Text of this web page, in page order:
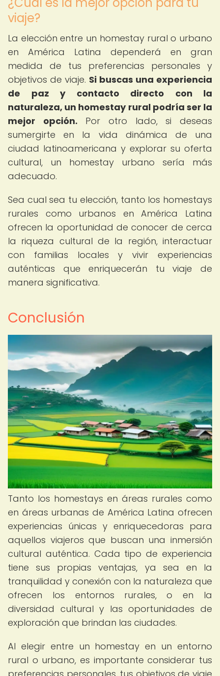
viaje?
La elección entre un homestay rural o urbano
en América Latina dependerá en gran
medida de tus preferencias personales y
objetivos de viaje. Si buscas una experiencia
de paz y contacto directo con la
naturaleza, un homestay rural podría ser la
mejor opción. Por otro lado, si deseas
sumergirte en la vida dinámica de una
ciudad latinoamericana y explorar su oferta
cultural, un homestay urbano sería más
adecuado.
Sea cual sea tu elección, tanto los homestays
rurales como urbanos en América Latina
ofrecen la oportunidad de conocer de cerca
la riqueza cultural de la región, interactuar
con familias locales y vivir experiencias
auténticas que enriquecerán tu viaje de
manera significativa.
Conclusión
Tanto los homestays en áreas rurales como
en áreas urbanas de América Latina ofrecen
experiencias únicas y enriquecedoras para
aquellos viajeros que buscan una inmersión
cultural auténtica. Cada tipo de experiencia
tiene sus propias ventajas, ya sea en la
tranquilidad y conexión con la naturaleza que
ofrecen los entornos rurales, o en la
diversidad cultural y las oportunidades de
exploración que brindan las ciudades.
Al elegir entre un homestay en un entorno
rural o urbano, es importante considerar tus